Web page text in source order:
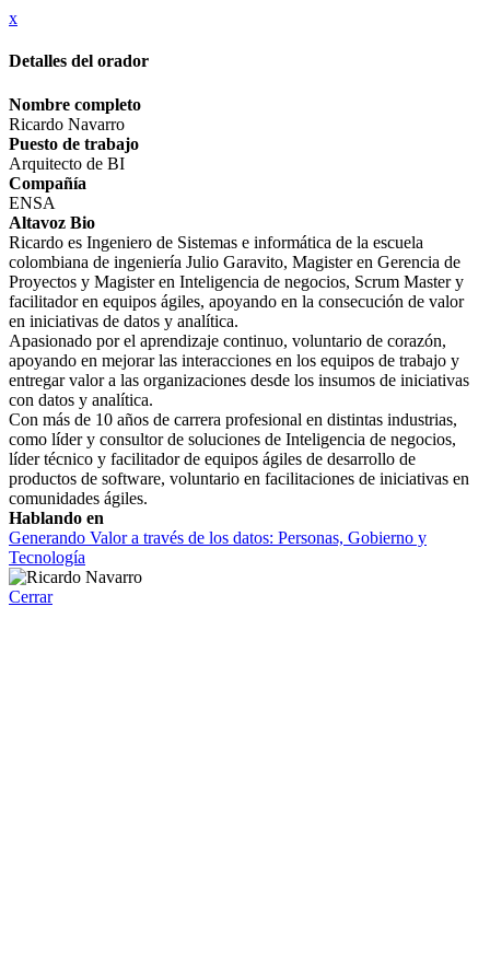
x
Detalles del orador
Nombre completo
Ricardo Navarro
Puesto de trabajo
Arquitecto de BI
Compañía
ENSA
Altavoz Bio
Ricardo es Ingeniero de Sistemas e informática de la escuela
colombiana de ingeniería Julio Garavito, Magister en Gerencia de
Proyectos y Magister en Inteligencia de negocios, Scrum Master y
facilitador en equipos ágiles, apoyando en la consecución de valor
en iniciativas de datos y analítica.
Apasionado por el aprendizaje continuo, voluntario de corazón,
apoyando en mejorar las interacciones en los equipos de trabajo y
entregar valor a las organizaciones desde los insumos de iniciativas
con datos y analítica.
Con más de 10 años de carrera profesional en distintas industrias,
como líder y consultor de soluciones de Inteligencia de negocios,
líder técnico y facilitador de equipos ágiles de desarrollo de
productos de software, voluntario en facilitaciones de iniciativas en
comunidades ágiles.
Hablando en
Generando Valor a través de los datos: Personas, Gobierno y
Tecnología
Cerrar